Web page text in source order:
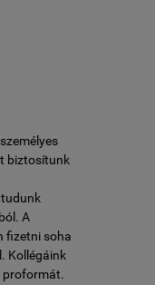
biztosítunk
tudunk
A
fizetni soha
Kollégáink
proformát.